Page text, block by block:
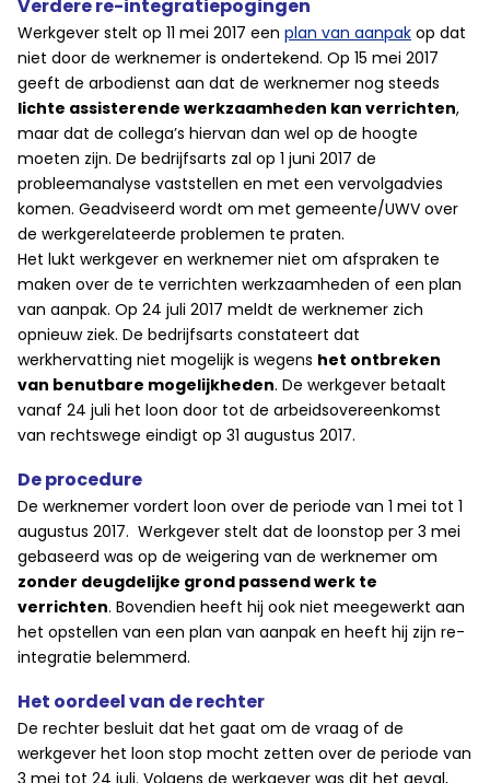
Verdere re-integratiepogingen
Werkgever stelt op 11 mei 2017 een plan van aanpak op dat
niet door de werknemer is ondertekend. Op 15 mei 2017
geeft de arbodienst aan dat de werknemer nog steeds
lichte assisterende werkzaamheden kan verrichten,
maar dat de collega’s hiervan dan wel op de hoogte
moeten zijn. De bedrijfsarts zal op 1 juni 2017 de
probleemanalyse vaststellen en met een vervolgadvies
komen. Geadviseerd wordt om met gemeente/UWV over
de werkgerelateerde problemen te praten.
Het lukt werkgever en werknemer niet om afspraken te
maken over de te verrichten werkzaamheden of een plan
van aanpak. Op 24 juli 2017 meldt de werknemer zich
opnieuw ziek. De bedrijfsarts constateert dat
werkhervatting niet mogelijk is wegens het ontbreken
van benutbare mogelijkheden. De werkgever betaalt
vanaf 24 juli het loon door tot de arbeidsovereenkomst
van rechtswege eindigt op 31 augustus 2017.
De procedure
De werknemer vordert loon over de periode van 1 mei tot 1
augustus 2017. Werkgever stelt dat de loonstop per 3 mei
gebaseerd was op de weigering van de werknemer om
zonder deugdelijke grond passend werk te
verrichten. Bovendien heeft hij ook niet meegewerkt aan
het opstellen van een plan van aanpak en heeft hij zijn re-
integratie belemmerd.
Het oordeel van de rechter
De rechter besluit dat het gaat om de vraag of de
werkgever het loon stop mocht zetten over de periode van